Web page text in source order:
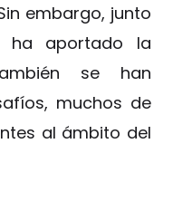
embargo, junto
ha aportado la
se han
muchos de
al ámbito del